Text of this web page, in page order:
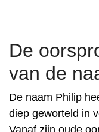
De
van de
De naam Philip
diep geworteld in
Vanaf zijn oude